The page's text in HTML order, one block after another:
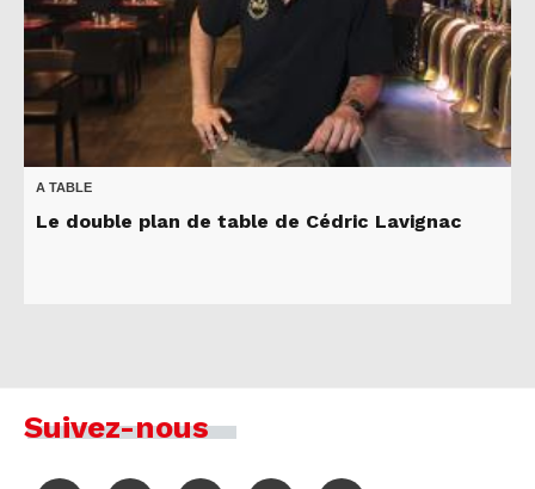
A TABLE
Le double plan de table de Cédric Lavignac
Suivez-nous